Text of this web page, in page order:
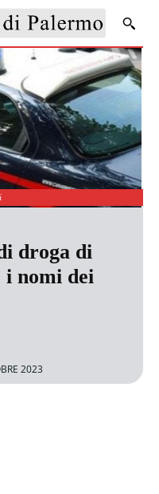
droga di
i nomi dei
2023